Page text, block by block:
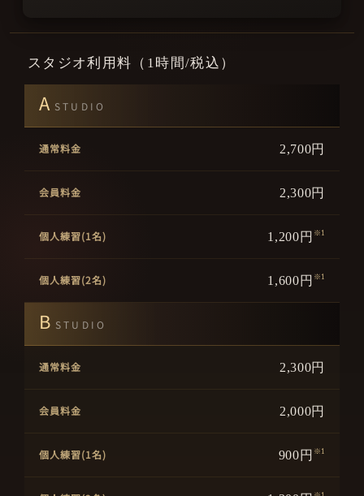
スタジオ利用料（1時間/税込）
A STUDIO
2,700円
2,300円
1,200円 ※1
1,600円 ※1
B STUDIO
2,300円
2,000円
900円 ※1